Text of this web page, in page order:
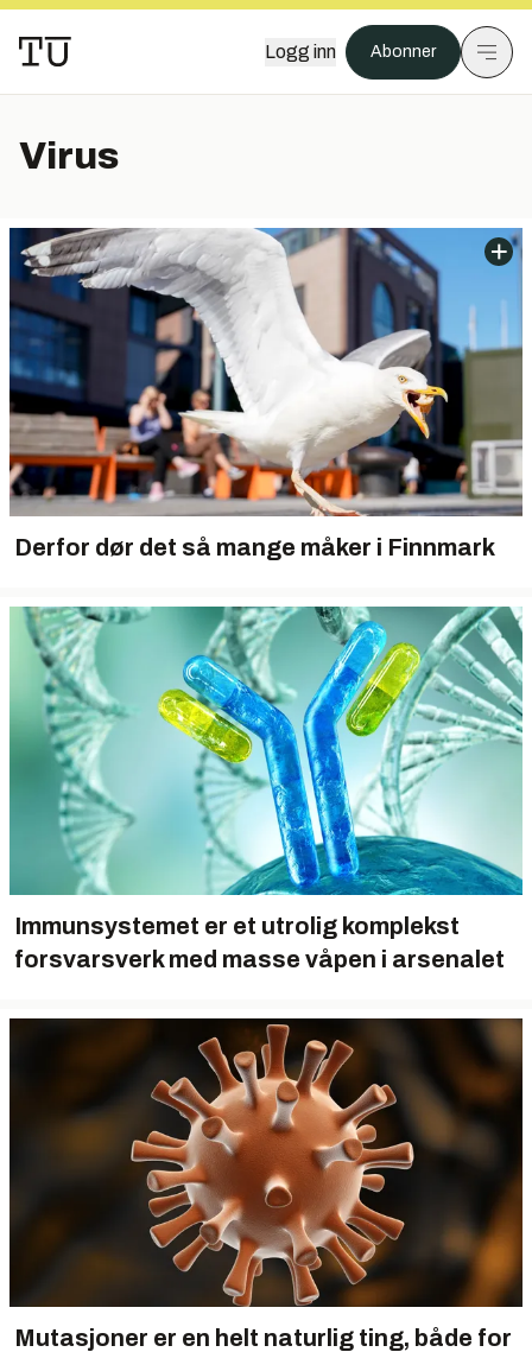
Logg inn Abonner
Virus
Derfor dør det så mange måker i Finnmark
Immunsystemet er et utrolig komplekst
forsvarsverk med masse våpen i arsenalet
Mutasjoner er en helt naturlig ting, både for